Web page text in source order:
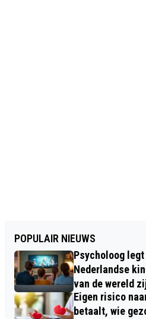
POPULAIR NIEUWS
Psycholoog
Nederlandse
van de wereld
Eigen risico
betaalt, wie